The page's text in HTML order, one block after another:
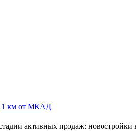
1 км от МКАД
активных продаж: новостройки